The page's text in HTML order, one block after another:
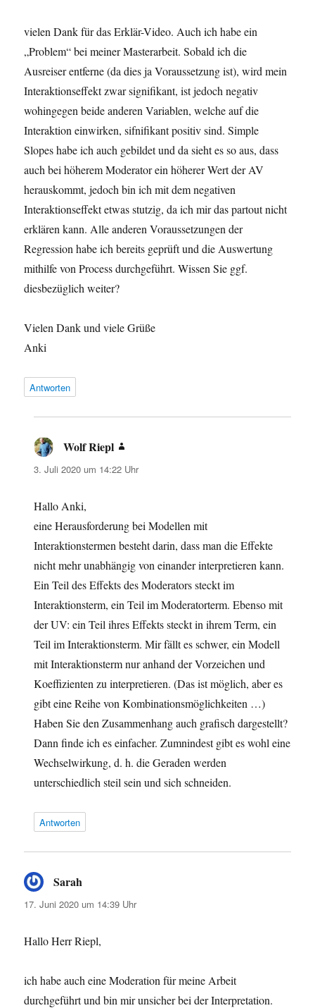
vielen Dank für das Erklär-Video. Auch ich habe ein
„Problem“ bei meiner Masterarbeit. Sobald ich die
Ausreiser entferne (da dies ja Voraussetzung ist), wird mein
Interaktionseffekt zwar signifikant, ist jedoch negativ
wohingegen beide anderen Variablen, welche auf die
Interaktion einwirken, sifnifikant positiv sind. Simple
Slopes habe ich auch gebildet und da sieht es so aus, dass
auch bei höherem Moderator ein höherer Wert der AV
herauskommt, jedoch bin ich mit dem negativen
Interaktionseffekt etwas stutzig, da ich mir das partout nicht
erklären kann. Alle anderen Voraussetzungen der
Regression habe ich bereits geprüft und die Auswertung
mithilfe von Process durchgeführt. Wissen Sie ggf.
diesbezüglich weiter?
Vielen Dank und viele Grüße
Anki
Antworten
Wolf Riepl
3. Juli 2020 um 14:22 Uhr
Hallo Anki,
eine Herausforderung bei Modellen mit
Interaktionstermen besteht darin, dass man die Effekte
nicht mehr unabhängig von einander interpretieren kann.
Ein Teil des Effekts des Moderators steckt im
Interaktionsterm, ein Teil im Moderatorterm. Ebenso mit
der UV: ein Teil ihres Effekts steckt in ihrem Term, ein
Teil im Interaktionsterm. Mir fällt es schwer, ein Modell
mit Interaktionsterm nur anhand der Vorzeichen und
Koeffizienten zu interpretieren. (Das ist möglich, aber es
gibt eine Reihe von Kombinationsmöglichkeiten …)
Haben Sie den Zusammenhang auch grafisch dargestellt?
Dann finde ich es einfacher. Zumnindest gibt es wohl eine
Wechselwirkung, d. h. die Geraden werden
unterschiedlich steil sein und sich schneiden.
Antworten
Sarah
17. Juni 2020 um 14:39 Uhr
Hallo Herr Riepl,
ich habe auch eine Moderation für meine Arbeit
durchgeführt und bin mir unsicher bei der Interpretation.